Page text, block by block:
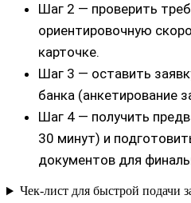
Шаг 2 — проверить
ориентировочную
карточке.
Шаг 3 — оставить
банка (анкетирование
Шаг 4 — получить
30 минут) и
документов для
Чек‑лист для быстрой подачи